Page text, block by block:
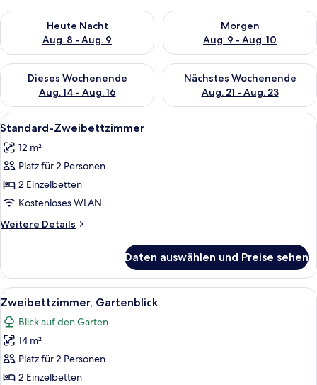
Heute Nacht
Aug. 8 - Aug. 9
Überprüfe die Verfügbarkeit für heute Nacht, Aug. 8 - Aug. 9.
Morgen
Aug. 9 - Aug. 10
Überprüfe die Verfügbarkeit
Dieses Wochenende
Aug. 14 - Aug. 16
Überprüfe die Verfügbarkeit für dieses Wochenende, Aug. 14
Nächstes Wochenende
Aug. 21 - Aug. 23
Überprüfe die Verfügbarkeit
Alle
Fotos
für
Standard-
Zweibettzimmer
anzeigen
Standard-Zweibettzimmer | Minibar,
3
Standard-Zweibettzimmer
12 m²
Platz für 2 Personen
2 Einzelbetten
Kostenloses WLAN
Weitere Details
Weitere
Zweibettzimmer
Daten auswählen und Preise sehen
Alle
Fotos
für
Zweibettzimmer,
Gartenblick
anzeigen
Zweibettzimmer, Gartenblick |
4
Zweibettzimmer, Gartenblick
Blick auf den Garten
14 m²
Platz für 2 Personen
2 Einzelbetten